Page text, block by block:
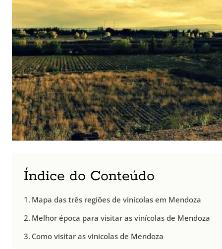
Índice do Conteúdo
Mapa das três regiões de vinícolas em Mendoza
Melhor época para visitar as vinícolas de Mendoza
Como visitar as vinícolas de Mendoza